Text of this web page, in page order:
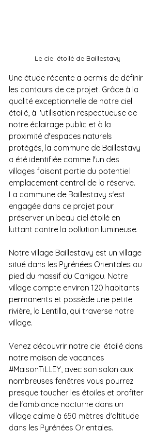
Le ciel étoilé de Baillestavy
Une étude récente a permis de définir
les contours de ce projet. Grâce à la
qualité exceptionnelle de notre ciel
étoilé, à l'utilisation respectueuse de
notre éclairage public et à la
proximité d'espaces naturels
protégés, la commune de Baillestavy
a été identifiée comme l'un des
villages faisant partie du potentiel
emplacement central de la réserve.
La commune de Baillestavy s'est
engagée dans ce projet pour
préserver un beau ciel étoilé en
luttant contre la pollution lumineuse.
Notre village Baillestavy est un village
situé dans les Pyrénées Orientales au
pied du massif du Canigou. Notre
village compte environ 120 habitants
permanents et possède une petite
rivière, la Lentilla, qui traverse notre
village.
Venez découvrir notre ciel étoilé dans
notre maison de vacances
#MaisonTiLLEY, avec son salon aux
nombreuses fenêtres vous pourrez
presque toucher les étoiles et profiter
de l'ambiance nocturne dans un
village calme à 650 mètres d'altitude
dans les Pyrénées Orientales.